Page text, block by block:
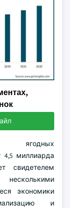
ягодных
4,5 миллиарда
свидетелем
несколькими
экономики
и